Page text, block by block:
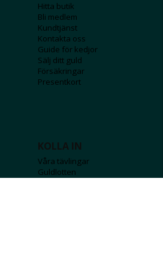
Hitta butik
Bli medlem
Kundtjänst
Kontakta oss
Guide för kedjor
Sälj ditt guld
Försäkringar
Presentkort
KOLLA IN
Våra tävlingar
Guldlotten